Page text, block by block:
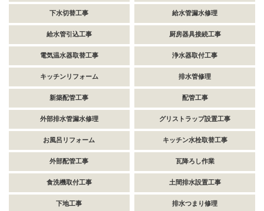
下水切替工事 給水管漏水修理
給水管引込工事 厨房器具接続工事
電気温水器取替工事 浄水器取付工事
キッチンリフォーム 排水管修理
新築配管工事 配管工事
外部排水管漏水修理 グリストラップ設置工事
お風呂リフォーム キッチン水栓取替工事
外部配管工事 瓦降ろし作業
食洗機取付工事 土間排水設置工事
下地工事 排水つまり修理